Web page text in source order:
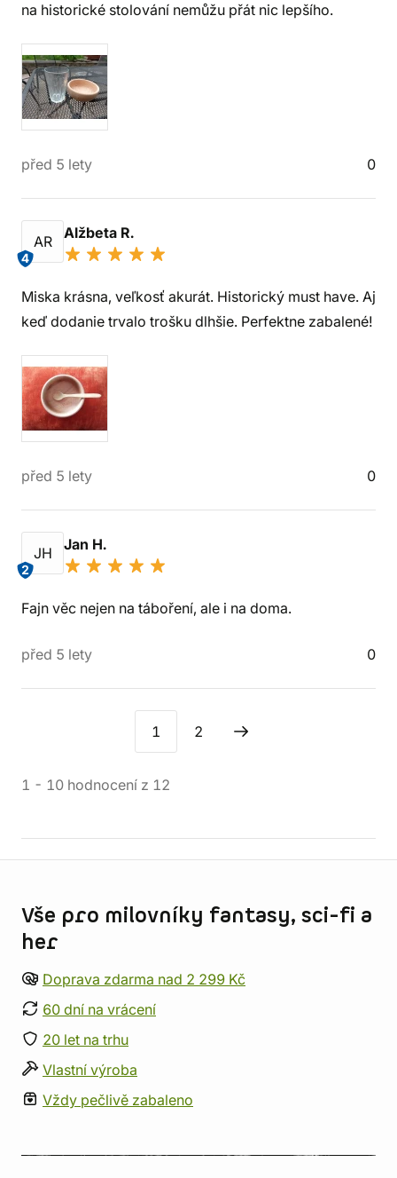
na historické stolování nemůžu přát nic lepšího.
před 5 lety 0
AR
4
Alžbeta R.
Miska krásna, veľkosť akurát. Historický must have. Aj
keď dodanie trvalo trošku dlhšie. Perfektne zabalené!
před 5 lety 0
JH
2
Jan H.
Fajn věc nejen na táboření, ale i na doma.
před 5 lety 0
1 2
1 - 10 hodnocení z 12
Vše pro milovníky fantasy, sci-fi a
her
Doprava zdarma nad 2 299 Kč
60 dní na vrácení
20 let na trhu
Vlastní výroba
Vždy pečlivě zabaleno